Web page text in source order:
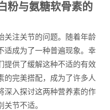
粉与氨糖软骨素的
关注关节的问题。随着年龄
适成为了一种普遍现象。幸
提供了缓解这种不适的有效
的完美搭配，成为了许多人
深入探讨这两种营养素的作
节不适。